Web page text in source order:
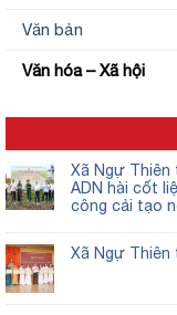
Văn bản
Văn hóa – Xã hội
Xã Ngự Thiên
ADN hài cốt
công cải tạo
Xã Ngự Thiên